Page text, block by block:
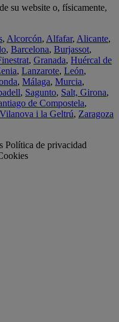
su website o, físicamente,
, Alcorcón, Alfafar, Alicante,
, Barcelona, Burjassot,
, Granada, Huércal de
, Lanzarote, León,
, Málaga, Murcia,
, Sagunto, Salt, Girona,
de Compostela,
Vilanova i la Geltrú, Zaragoza
Política de privacidad